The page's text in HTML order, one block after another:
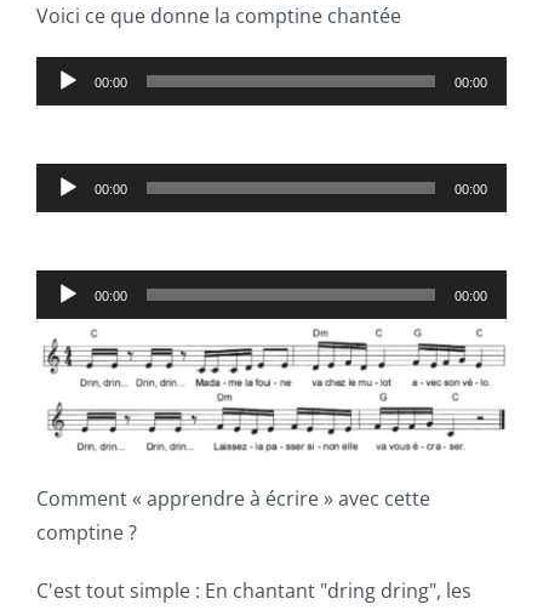
Voici ce que donne la comptine chantée
Lecteur
audio
00:00 00:00
Lecteur
audio
00:00 00:00
Lecteur
audio
00:00 00:00
Comment « apprendre à écrire » avec cette
comptine ?
C'est tout simple : En chantant "dring dring", les